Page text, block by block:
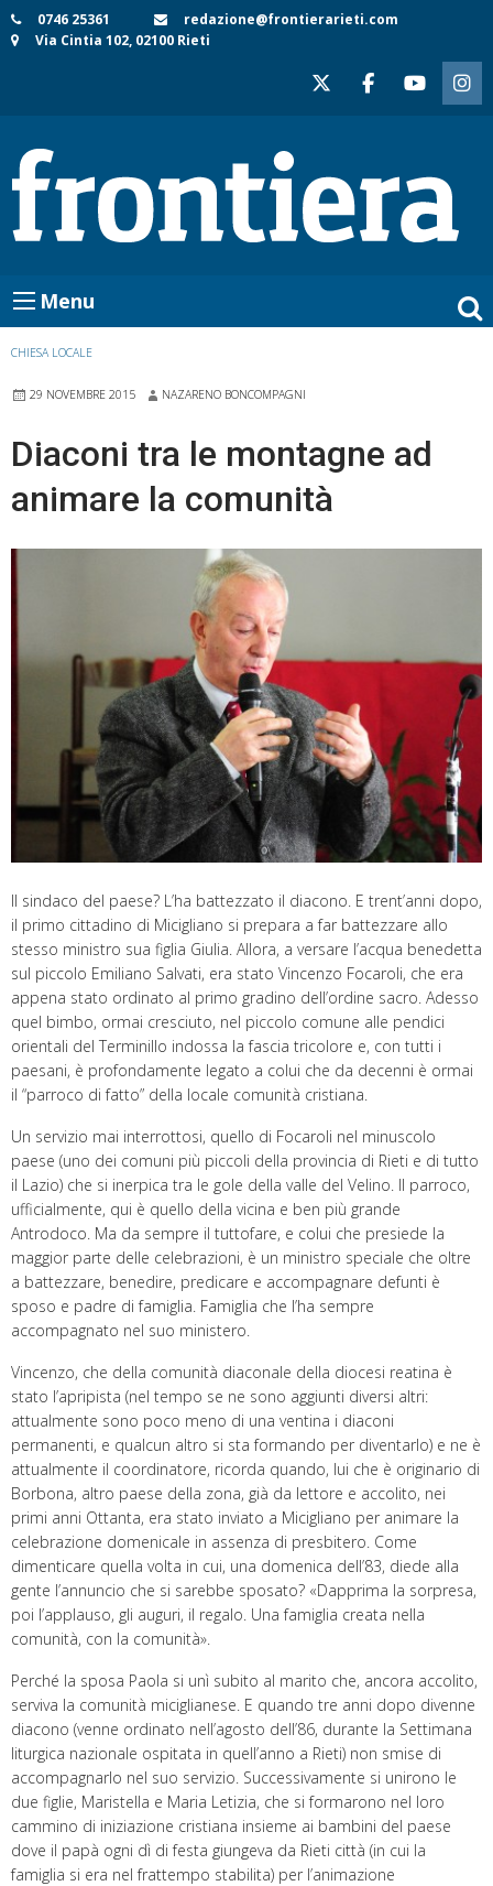
Skip
to
0746 25361
redazione@frontierarieti.com
Via Cintia 102, 02100 Rieti
Menu
CHIESA LOCALE
29 NOVEMBRE 2015 NAZARENO BONCOMPAGNI
Diaconi tra le montagne ad
animare la comunità
Il sindaco del paese? L’ha battezzato il diacono. E trent’anni dopo,
il primo cittadino di Micigliano si prepara a far battezzare allo
stesso ministro sua figlia Giulia. Allora, a versare l’acqua benedetta
sul piccolo Emiliano Salvati, era stato Vincenzo Focaroli, che era
appena stato ordinato al primo gradino dell’ordine sacro. Adesso
quel bimbo, ormai cresciuto, nel piccolo comune alle pendici
orientali del Terminillo indossa la fascia tricolore e, con tutti i
paesani, è profondamente legato a colui che da decenni è ormai
il “parroco di fatto” della locale comunità cristiana.
Un servizio mai interrottosi, quello di Focaroli nel minuscolo
paese (uno dei comuni più piccoli della provincia di Rieti e di tutto
il Lazio) che si inerpica tra le gole della valle del Velino. Il parroco,
ufficialmente, qui è quello della vicina e ben più grande
Antrodoco. Ma da sempre il tuttofare, e colui che presiede la
maggior parte delle celebrazioni, è un ministro speciale che oltre
a battezzare, benedire, predicare e accompagnare defunti è
sposo e padre di famiglia. Famiglia che l’ha sempre
accompagnato nel suo ministero.
Vincenzo, che della comunità diaconale della diocesi reatina è
stato l’apripista (nel tempo se ne sono aggiunti diversi altri:
attualmente sono poco meno di una ventina i diaconi
permanenti, e qualcun altro si sta formando per diventarlo) e ne è
attualmente il coordinatore, ricorda quando, lui che è originario di
Borbona, altro paese della zona, già da lettore e accolito, nei
primi anni Ottanta, era stato inviato a Micigliano per animare la
celebrazione domenicale in assenza di presbitero. Come
dimenticare quella volta in cui, una domenica dell’83, diede alla
gente l’annuncio che si sarebbe sposato? «Dapprima la sorpresa,
poi l’applauso, gli auguri, il regalo. Una famiglia creata nella
comunità, con la comunità».
Perché la sposa Paola si unì subito al marito che, ancora accolito,
serviva la comunità miciglianese. E quando tre anni dopo divenne
diacono (venne ordinato nell’agosto dell’86, durante la Settimana
liturgica nazionale ospitata in quell’anno a Rieti) non smise di
accompagnarlo nel suo servizio. Successivamente si unirono le
due figlie, Maristella e Maria Letizia, che si formarono nel loro
cammino di iniziazione cristiana insieme ai bambini del paese
dove il papà ogni dì di festa giungeva da Rieti città (in cui la
famiglia si era nel frattempo stabilita) per l’animazione